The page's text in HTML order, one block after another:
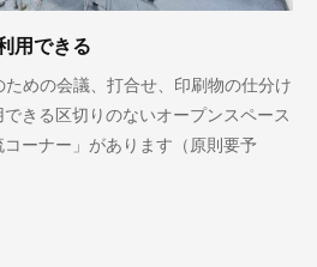
用できる
ための会議、打合せ、印刷物の仕分け
きる区切りのないオープンスペース
コーナー」があります（原則要予